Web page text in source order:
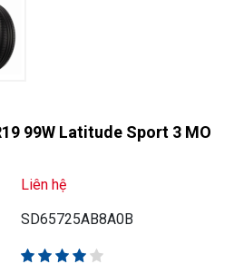
99W Latitude Sport 3 MO
Liên hệ
SD65725AB8A0B